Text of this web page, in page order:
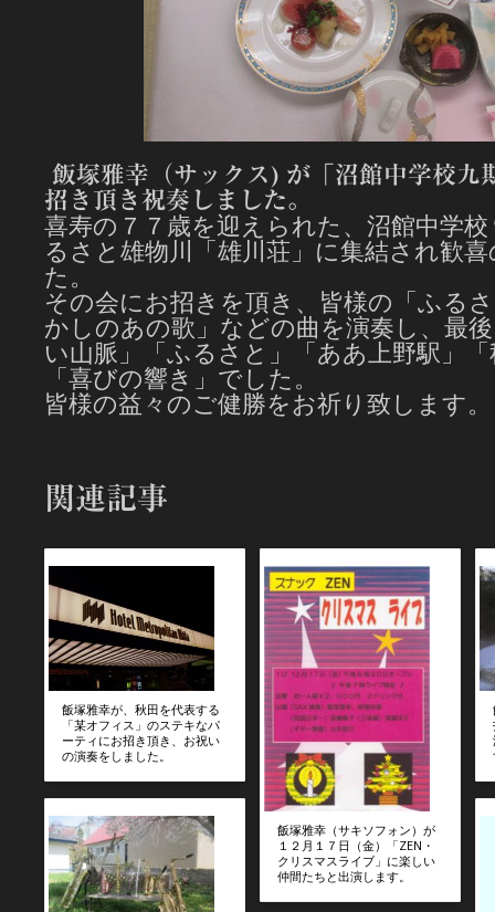
飯塚雅幸（サックス) が「沼館中学校九
招き頂き祝奏しました。
喜寿の７７歳を迎えられた、沼館中学
るさと雄物川「雄川荘」に集結され歓
た。
その会にお招きを頂き、皆様の「ふる
かしのあの歌」などの曲を演奏し、最
い山脈」「ふるさと」「ああ上野駅」
「喜びの響き」でした。
皆様の益々のご健勝をお祈り致しま
関連記事
飯塚雅幸が、秋田を代表する
「某オフィス」のステキなパ
ーティにお招き頂き、お祝い
の演奏をしました。
飯塚雅幸（サキソフォン）が
１２月１７日（金）「ZEN・
クリスマスライブ」に楽しい
仲間たちと出演します。